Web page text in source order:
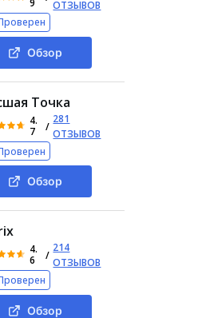
ОТЗЫВОВ
Обзор
Точка
4.
7
/
281
ОТЗЫВОВ
Обзор
4.
6
/
214
ОТЗЫВОВ
Обзор